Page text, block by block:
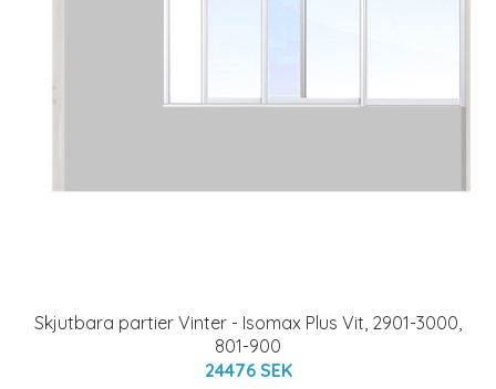
Skjutbara partier Vinter - Isomax Plus Vit, 2901-3000,
801-900
24476 SEK